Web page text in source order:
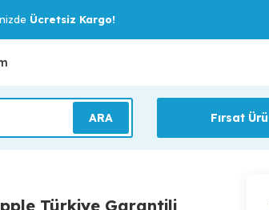
Ücretsiz Kargo!
ARA Fırsat
Türkiye Garantili